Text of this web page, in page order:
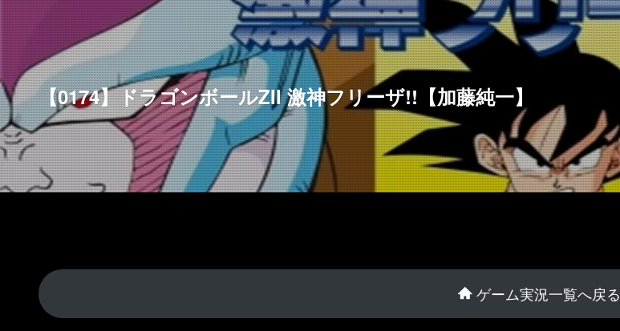
【0174】ドラゴンボールZII 激神フリーザ!!【加藤純一】
ゲーム実況一覧へ戻る